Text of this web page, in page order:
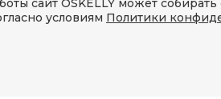
сайт OSKELLY может
условиям Политики